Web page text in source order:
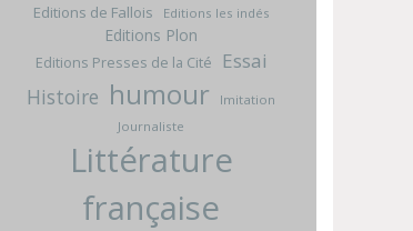
Editions de Fallois Editions les indés
Editions Plon
Editions Presses de la Cité Essai
Histoire humour
Imitation
Journaliste
Littérature
française